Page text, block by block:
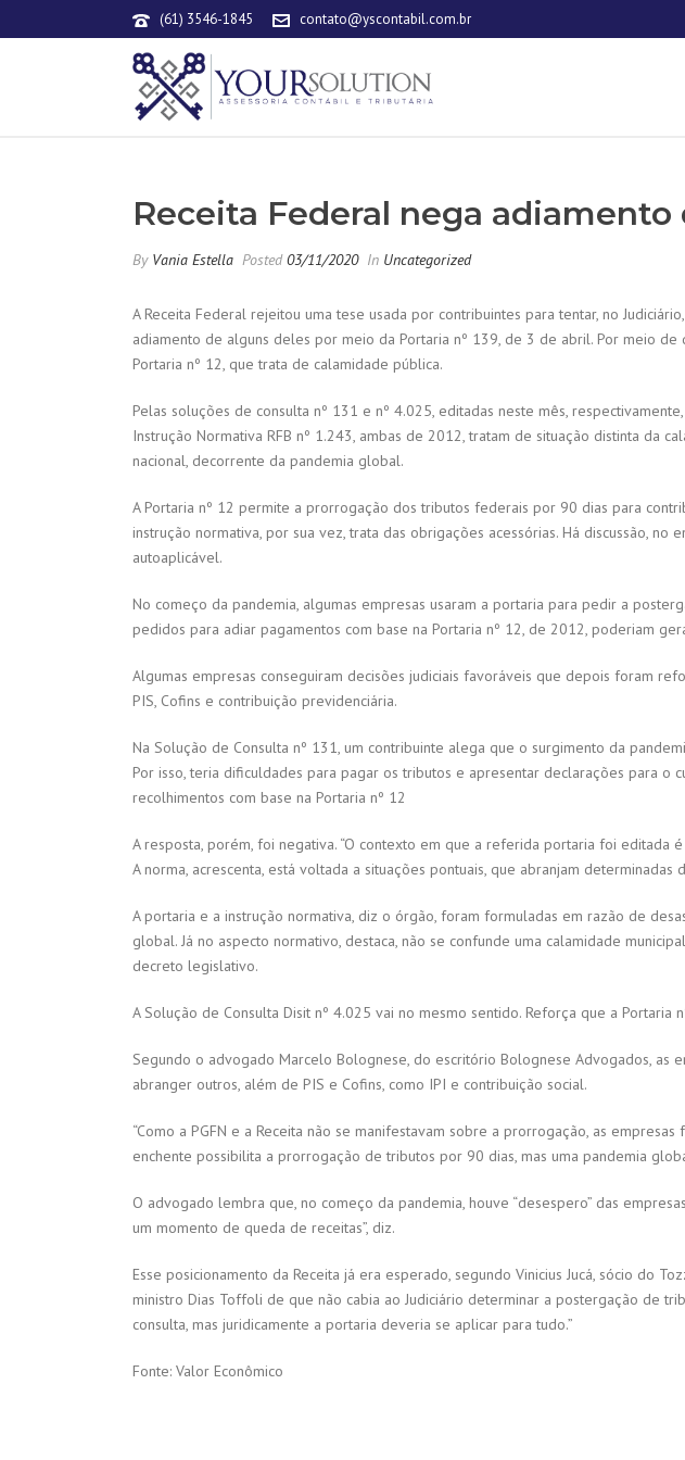
(61) 3546-1845 contato@yscontabil.com.br
Receita Federal nega
By Vania Estella Posted03/11/2020 In Uncategorized
A Receita Federal rejeitou uma tese usada por contribuintes para tentar, no
adiamento de alguns deles por meio da Portaria nº 139, de 3 de abril. Por meio
Portaria nº 12, que trata de calamidade pública.
Pelas soluções de consulta nº 131 e nº 4.025, editadas neste mês,
Instrução Normativa RFB nº 1.243, ambas de 2012, tratam de situação distinta da
nacional, decorrente da pandemia global.
A Portaria nº 12 permite a prorrogação dos tributos federais por 90 dias para
instrução normativa, por sua vez, trata das obrigações acessórias. Há discussão,
autoaplicável.
No começo da pandemia, algumas empresas usaram a portaria para pedir a
pedidos para adiar pagamentos com base na Portaria nº 12, de 2012, poderiam
Algumas empresas conseguiram decisões judiciais favoráveis que depois foram
PIS, Cofins e contribuição previdenciária.
Na Solução de Consulta nº 131, um contribuinte alega que o surgimento da
Por isso, teria dificuldades para pagar os tributos e apresentar declarações para
recolhimentos com base na Portaria nº 12
A resposta, porém, foi negativa. “O contexto em que a referida portaria foi editada
A norma, acrescenta, está voltada a situações pontuais, que abranjam
A portaria e a instrução normativa, diz o órgão, foram formuladas em razão de
global. Já no aspecto normativo, destaca, não se confunde uma calamidade
decreto legislativo.
A Solução de Consulta Disit nº 4.025 vai no mesmo sentido. Reforça que a
Segundo o advogado Marcelo Bolognese, do escritório Bolognese Advogados,
abranger outros, além de PIS e Cofins, como IPI e contribuição social.
“Como a PGFN e a Receita não se manifestavam sobre a prorrogação, as
enchente possibilita a prorrogação de tributos por 90 dias, mas uma pandemia
O advogado lembra que, no começo da pandemia, houve “desespero” das
um momento de queda de receitas”, diz.
Esse posicionamento da Receita já era esperado, segundo Vinicius Jucá, sócio do
ministro Dias Toffoli de que não cabia ao Judiciário determinar a postergação de
consulta, mas juridicamente a portaria deveria se aplicar para tudo.”
Fonte: Valor Econômico